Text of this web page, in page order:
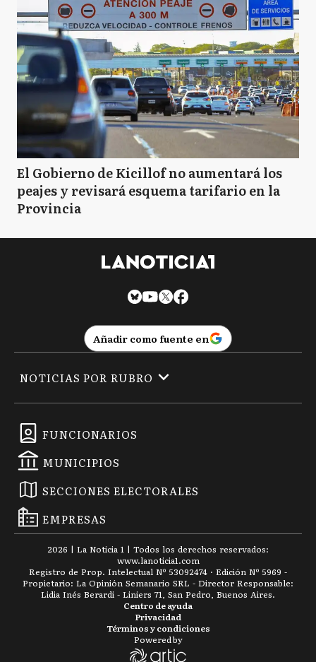
El Gobierno de Kicillof no aumentará los
peajes y revisará esquema tarifario en la
Provincia
Añadir como fuente en
FUNCIONARIOS
MUNICIPIOS
SECCIONES ELECTORALES
EMPRESAS
NOTICIAS POR RUBRO
2026 | La Noticia 1 | Todos los derechos reservados:
www.lanoticia1.com
Registro de Prop. Intelectual Nº 53092474 · Edición Nº 5969 -
Propietario: La Opinión Semanario SRL - Director Responsable:
Lidia Inés Berardi - Liniers 71, San Pedro, Buenos Aires.
Términos y condiciones
Privacidad
Centro de ayuda
Powered by